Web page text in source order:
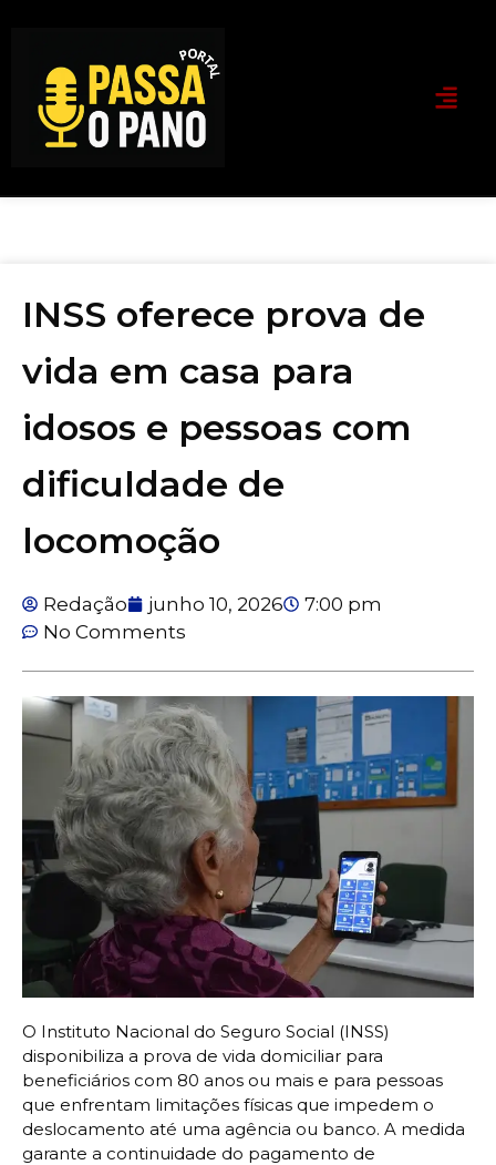
INSS oferece prova de
vida em casa para
idosos e pessoas com
dificuldade de
locomoção
Redação junho 10, 2026
7:00 pm
No Comments
O Instituto Nacional do Seguro Social (INSS)
disponibiliza a prova de vida domiciliar para
beneficiários com 80 anos ou mais e para pessoas
que enfrentam limitações físicas que impedem o
deslocamento até uma agência ou banco. A medida
garante a continuidade do pagamento de